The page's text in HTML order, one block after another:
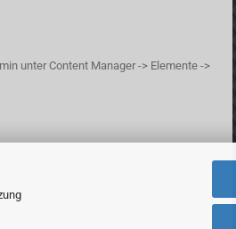
unter Content Manager -> Elemente ->